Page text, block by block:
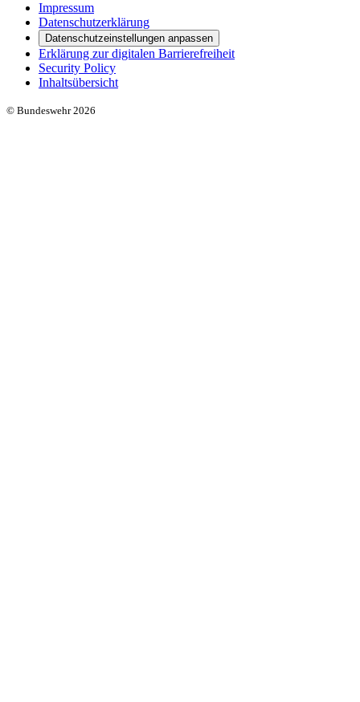
Impressum
Datenschutzerklärung
Datenschutzeinstellungen anpassen
Erklärung zur digitalen Barrierefreiheit
Security Policy
Inhaltsübersicht
© Bundeswehr 2026